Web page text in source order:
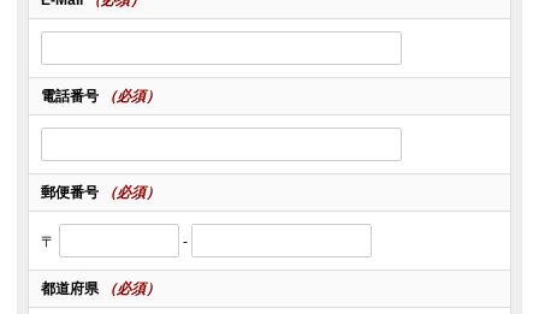
電話番号 （必須）
郵便番号 （必須）
〒 -
都道府県 （必須）